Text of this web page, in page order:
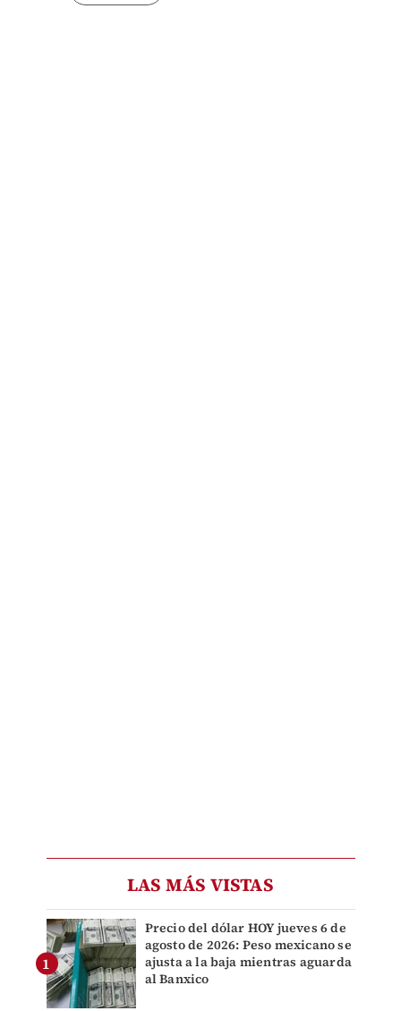
LAS MÁS VISTAS
Precio del dólar HOY jueves 6 de
agosto de 2026: Peso mexicano se
ajusta a la baja mientras aguarda
al Banxico